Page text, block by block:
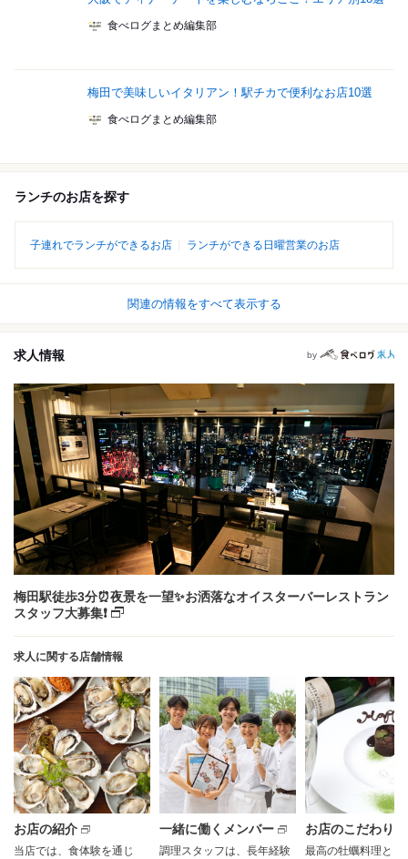
食べログまとめ編集部
梅田で美味しいイタリアン！駅チカで便利なお店10選
食べログまとめ編集部
ランチのお店を探す
子連れでランチができるお店 ランチができる日曜営業のお店
関連の情報をすべて表示する
求人情報 by
梅田駅徒歩3分⏰夜景を一望✨お洒落なオイスターバーレストラン
スタッフ大募集❗
求人に関する店舗情報
お店の紹介
当店では、食体験を通じ
一緒に働くメンバー
調理スタッフは、長年経験
お店のこだわり
最高の牡蠣料理とと